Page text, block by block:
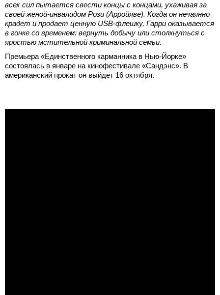
всех сил пытается свести концы с концами, ухаживая за
своей женой-инвалидом Рози (Арройяве). Когда он нечаянно
крадет и продает ценную USB-флешку, Гарри оказывается
в гонке со временем: вернуть добычу или столкнуться с
яростью мстительной криминальной семьи.
Премьера «Единственного карманника в Нью-Йорке»
состоялась в январе на кинофестивале «Сандэнс». В
американский прокат он выйдет 16 октября.